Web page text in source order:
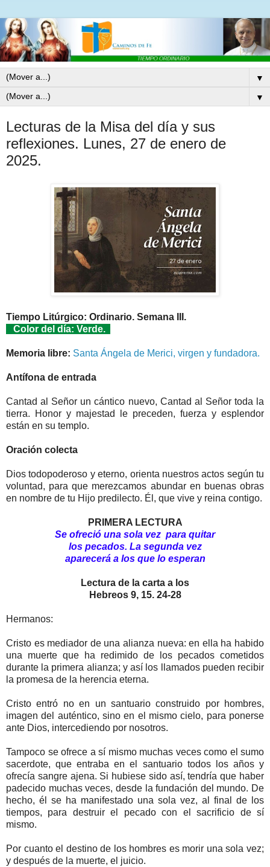
▼
▼
Lecturas de la Misa del día y sus
reflexiones. Lunes, 27 de enero de
2025.
Tiempo Litúrgico: Ordinario. Semana III.
Color del día: Verde.
Memoria libre: Santa Ángela de Merici, virgen y fundadora.
Antífona de entrada
Cantad al Señor un cántico nuevo, Cantad al Señor toda la
tierra. Honor y majestad le preceden, fuerza y esplendor
están en su templo.
Oración colecta
Dios todopoderoso y eterno, orienta nuestros actos según tu
voluntad, para que merezcamos abundar en buenas obras
en nombre de tu Hijo predilecto. Él, que vive y reina contigo.
PRIMERA LECTURA
Se ofreció una sola vez para quitar
los pecados. La segunda vez
aparecerá a los que lo esperan
Lectura de la carta a los
Hebreos 9, 15. 24-28
Hermanos:
Cristo es mediador de una alianza nueva: en ella ha habido
una muerte que ha redimido de los pecados cometidos
durante la primera alianza; y así los llamados pueden recibir
la promesa de la herencia eterna.
Cristo entró no en un santuario construido por hombres,
imagen del auténtico, sino en el mismo cielo, para ponerse
ante Dios, intercediendo por nosotros.
Tampoco se ofrece a sí mismo muchas veces como el sumo
sacerdote, que entraba en el santuario todos los años y
ofrecía sangre ajena. Si hubiese sido así, tendría que haber
padecido muchas veces, desde la fundación del mundo. De
hecho, él se ha manifestado una sola vez, al final de los
tiempos, para destruir el pecado con el sacrificio de sí
mismo.
Por cuanto el destino de los hombres es morir una sola vez;
y después de la muerte, el juicio.